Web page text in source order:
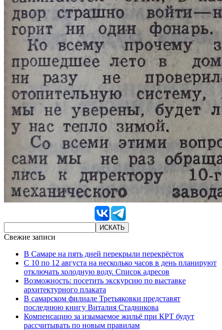
Свежие записи
В Самаре на пять дней перекрыли перекрёсток
С 10 по 12 августа на несколько часов в день планируют
отключать холодную воду. Список адресов
Возможность: посетить экскурсию по выставке
архитектурного плаката
В самарском филиале Третьяковки представят
последнюю книгу Виталия Стадникова
Компенсацию за изымаемое жильё при КРТ будут
рассчитывать по новым правилам